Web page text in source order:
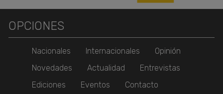
OPCIONES
Nacionales Internacionales
Opinión
Novedades
Actualidad
Entrevistas
Ediciones
Eventos
Contacto